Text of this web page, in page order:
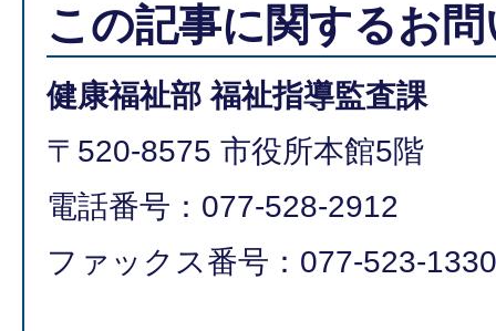
この記事に関するお
健康福祉部 福祉指導監査課
〒520-8575 市役所本館5階
電話番号：077-528-2912
ファックス番号：077-523-1330